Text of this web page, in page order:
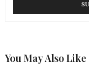
You May Also Like